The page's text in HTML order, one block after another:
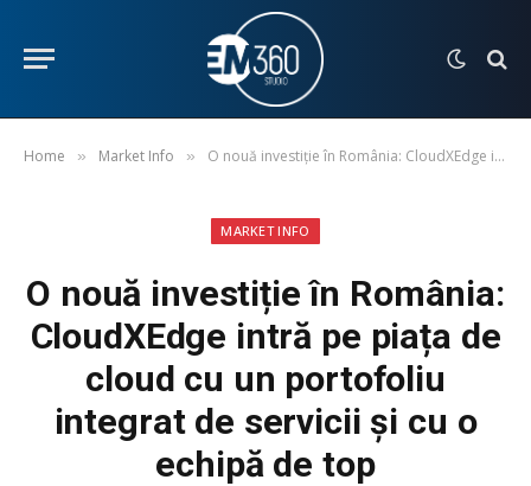
Home » Market Info » O nouă investiție în România: CloudXEdge intră pe piața de cloud cu un portofoliu integrat de servicii și cu o echipă de top
MARKET INFO
O nouă investiție în România:
CloudXEdge intră pe piața de
cloud cu un portofoliu
integrat de servicii și cu o
echipă de top